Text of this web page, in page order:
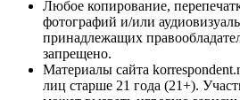
Любое копирование,
фотографий и/или
принадлежащих
запрещено.
Материалы сайта
лиц старше 21 года (21+).